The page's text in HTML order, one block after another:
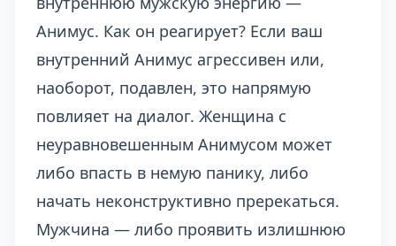
Анимус. Как он реагирует? Если ваш
внутренний Анимус агрессивен или,
наоборот, подавлен, это напрямую
повлияет на диалог. Женщина с
неуравновешенным Анимусом может
либо впасть в немую панику, либо
начать неконструктивно пререкаться.
Мужчина — либо проявить излишнюю